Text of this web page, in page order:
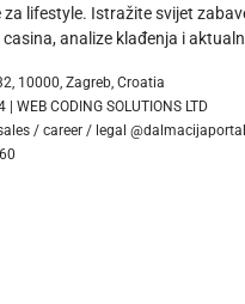
za lifestyle. Istražite svijet
analize klađenja i
10000, Zagreb, Croatia
WEB CODING SOLUTIONS LTD
/ career / legal